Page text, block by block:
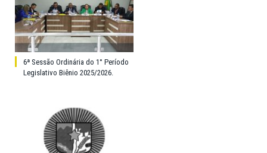
6ª Sessão Ordinária do 1° Período
Legislativo Biênio 2025/2026.